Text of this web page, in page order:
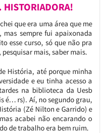
que era uma área que me
sempre fui apaixonada
esse curso, só que não pra
mais, saber mais.
História, até porque minha
e eu tinha acesso a
na biblioteca da Uesb
é… rs). Aí, no segundo grau,
(Zé Nilton e Garrido) e
acabei não encarando o
de trabalho era bem ruim.